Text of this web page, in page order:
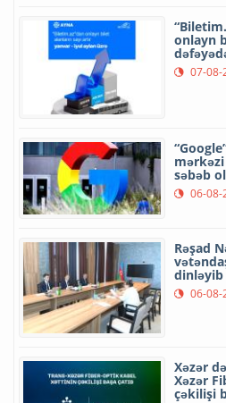
onlayn
07-08-
səbəb
06-08-
Rəşad
dinləyib
06-08-
Xəzər
Xəzər
çəkilişi